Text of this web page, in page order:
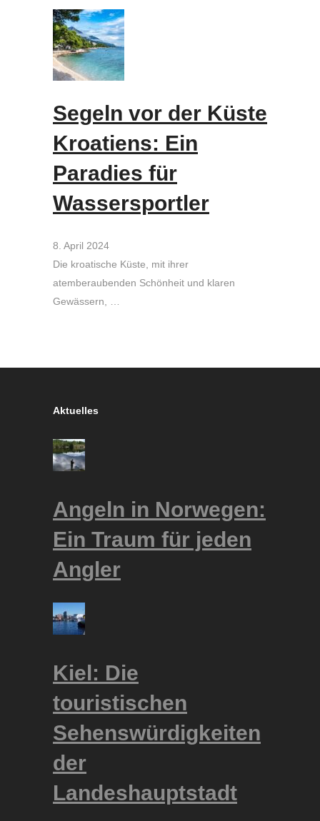
Segeln vor der Küste
Kroatiens: Ein
Paradies für
Wassersportler
8. April 2024
Die kroatische Küste, mit ihrer
atemberaubenden Schönheit und klaren
Gewässern, …
Aktuelles
Angeln in Norwegen:
Ein Traum für jeden
Angler
Kiel: Die
touristischen
Sehenswürdigkeiten
der
Landeshauptstadt